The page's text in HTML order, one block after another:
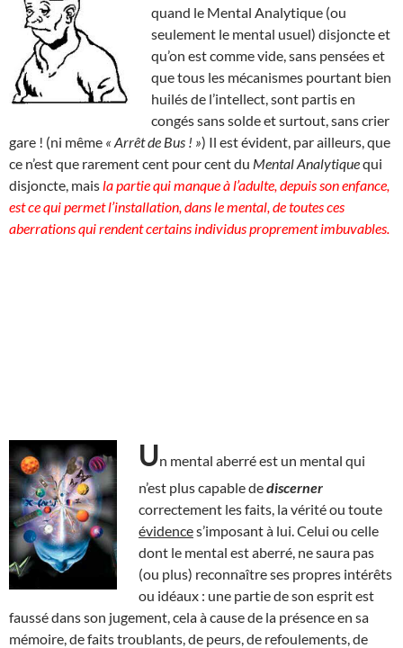
quand le Mental Analytique (ou
seulement le mental usuel) disjoncte et
qu’on est comme vide, sans pensées et
que tous les mécanismes pourtant bien
huilés de l’intellect, sont partis en
congés sans solde et surtout, sans crier
gare ! (ni même « Arrêt de Bus ! ») Il est évident, par ailleurs, que
ce n’est que rarement cent pour cent du Mental Analytiquequi
disjoncte, mais la partie qui manque à l’adulte, depuis son enfance,
est ce qui permet l’installation, dans le mental, de toutes ces
aberrations qui rendent certains individus proprement imbuvables.
Un mental aberré est un mental qui
n’est plus capable dediscerner
correctement les faits, la vérité ou toute
évidences’imposant à lui. Celui ou celle
dont le mental est aberré, ne saura pas
(ou plus) reconnaître ses propres intérêts
ou idéaux : une partie de son esprit est
faussé dans son jugement, cela à cause de la présence en sa
mémoire, de faits troublants, de peurs, de refoulements, de